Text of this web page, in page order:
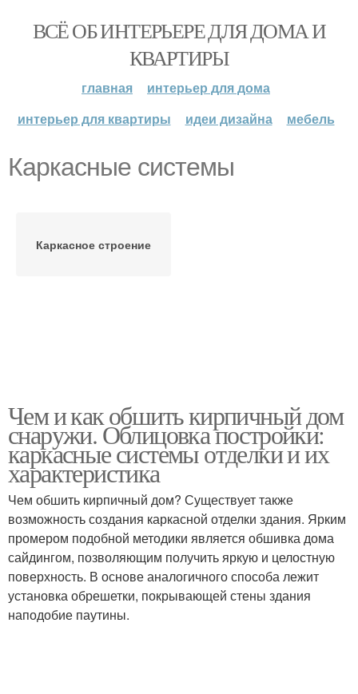
ВСЁ ОБ ИНТЕРЬЕРЕ ДЛЯ ДОМА И
КВАРТИРЫ
главная
интерьер для дома
интерьер для квартиры
идеи дизайна мебель
Каркасные системы
Каркасное строение
Чем и как обшить кирпичный дом
снаружи. Облицовка постройки:
каркасные системы отделки и их
характеристика
Чем обшить кирпичный дом? Существует также
возможность создания каркасной отделки здания. Ярким
промером подобной методики является обшивка дома
сайдингом, позволяющим получить яркую и целостную
поверхность. В основе аналогичного способа лежит
установка обрешетки, покрывающей стены здания
наподобие паутины.